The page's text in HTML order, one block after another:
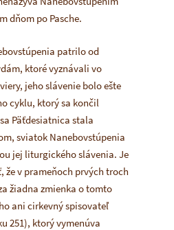
dňom po Pasche.
patrilo od
ktoré vyznávali vo
jeho slávenie bolo ešte
cyklu, ktorý sa končil
Päťdesiatnica stala
sviatok Nanebovstúpenia
jej liturgického slávenia. Je
že v prameňoch prvých troch
žiadna zmienka o tomto
ani cirkevný spisovateľ
251), ktorý vymenúva